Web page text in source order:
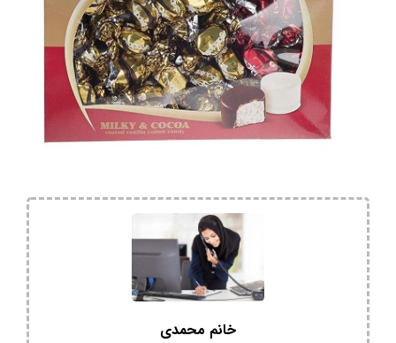
خانم محمدی